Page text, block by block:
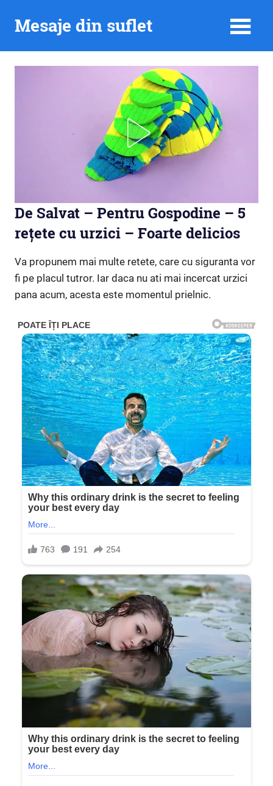
Mesaje din suflet
De Salvat – Pentru Gospodine – 5
rețete cu urzici – Foarte delicios
Va propunem mai multe retete, care cu siguranta vor
fi pe placul tutror. Iar daca nu ati mai incercat urzici
pana acum, acesta este momentul prielnic.